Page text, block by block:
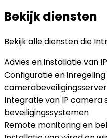
Bekijk diensten
Bekijk alle diensten die
Advies en installatie van
Configuratie en
Integratie van IP
beveiligingssystemen
Remote monitoring en